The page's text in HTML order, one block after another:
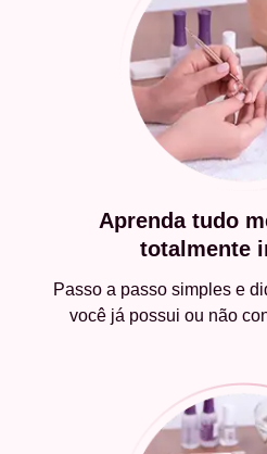
Aprenda tudo
totalmente
Passo a passo simples e
você já possui ou não